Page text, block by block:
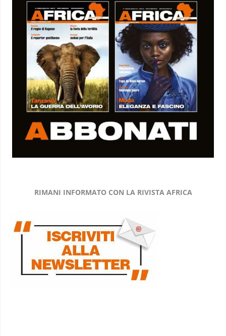
RIMANI INFORMATO CON LA RIVISTA AFRICA